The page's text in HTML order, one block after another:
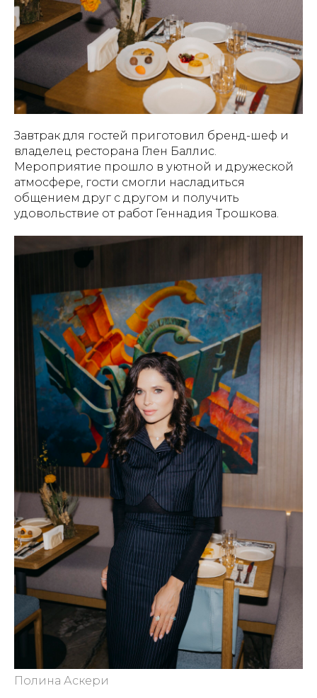
Завтрак для гостей приготовил бренд-шеф и
владелец ресторана Глен Баллис.
Мероприятие прошло в уютной и дружеской
атмосфере, гости смогли насладиться
общением друг с другом и получить
удовольствие от работ Геннадия Трошкова.
Полина Аскери